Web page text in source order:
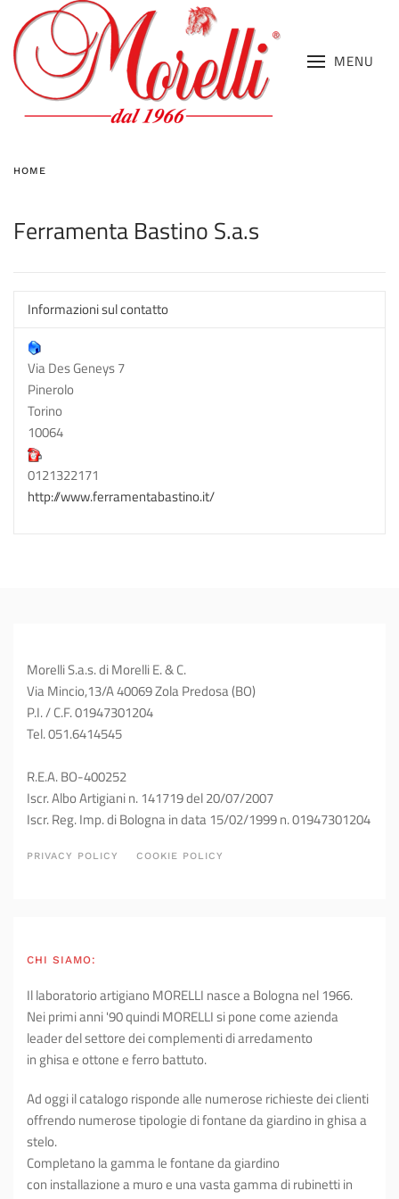
MENU
HOME
Ferramenta Bastino S.a.s
Informazioni sul contatto
Via Des Geneys 7
Pinerolo
Torino
10064
0121322171
http://www.ferramentabastino.it/
Morelli S.a.s. di Morelli E. & C.
Via Mincio,13/A 40069 Zola Predosa (BO)
P.I. / C.F. 01947301204
Tel. 051.6414545
R.E.A. BO-400252
Iscr. Albo Artigiani n. 141719 del 20/07/2007
Iscr. Reg. Imp. di Bologna in data 15/02/1999 n. 01947301204
PRIVACY POLICY COOKIE POLICY
CHI SIAMO:
Il laboratorio artigiano MORELLI nasce a Bologna nel 1966.
Nei primi anni '90 quindi MORELLI si pone come azienda
leader del settore dei complementi di arredamento
in ghisa e ottone e ferro battuto.
Ad oggi il catalogo risponde alle numerose richieste dei clienti
offrendo numerose tipologie di fontane da giardino in ghisa a
stelo.
Completano la gamma le fontane da giardino
con installazione a muro e una vasta gamma di rubinetti in